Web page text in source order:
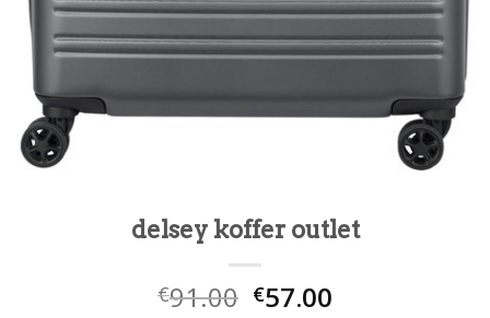
delsey koffer outlet
€91.00 €57.00